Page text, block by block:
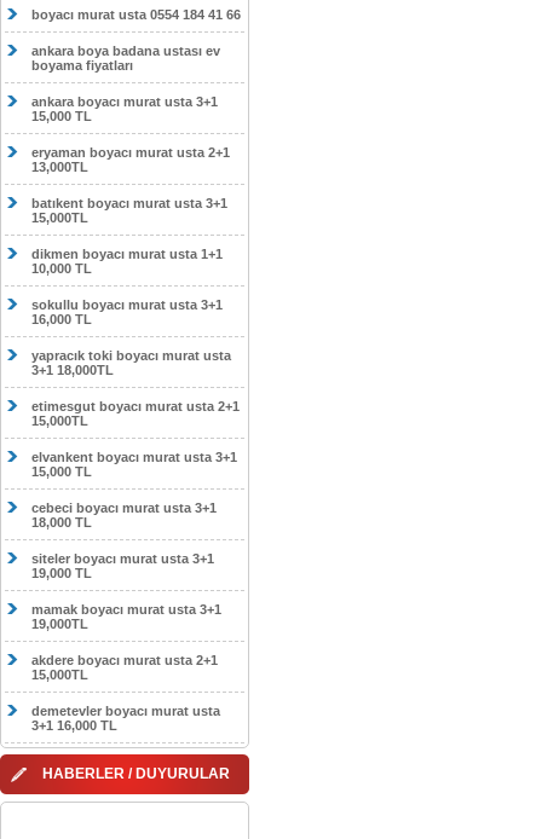
boyacı murat usta 0554 184 41 66
ankara boya badana ustası ev
boyama fiyatları
ankara boyacı murat usta 3+1
15,000 TL
eryaman boyacı murat usta 2+1
13,000TL
batıkent boyacı murat usta 3+1
15,000TL
dikmen boyacı murat usta 1+1
10,000 TL
sokullu boyacı murat usta 3+1
16,000 TL
yapracık toki boyacı murat usta
3+1 18,000TL
etimesgut boyacı murat usta 2+1
15,000TL
elvankent boyacı murat usta 3+1
15,000 TL
cebeci boyacı murat usta 3+1
18,000 TL
siteler boyacı murat usta 3+1
19,000 TL
mamak boyacı murat usta 3+1
19,000TL
akdere boyacı murat usta 2+1
15,000TL
demetevler boyacı murat usta
3+1 16,000 TL
HABERLER / DUYURULAR